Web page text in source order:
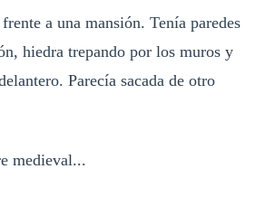
a una mansión. Tenía paredes
hiedra trepando por los muros y
Parecía sacada de otro
medieval...